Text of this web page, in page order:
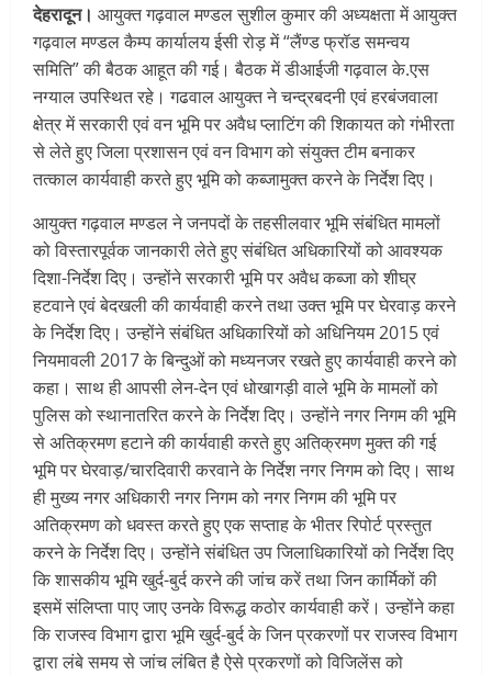
देहरादून। आयुक्त गढ़वाल मण्डल सुशील कुमार की अध्यक्षता में आयुक्त
गढ़वाल मण्डल कैम्प कार्यालय ईसी रोड़ में “लैंण्ड फ्रॉड समन्वय
समिति” की बैठक आहूत की गई। बैठक में डीआईजी गढ़वाल के.एस
नग्याल उपस्थित रहे। गढवाल आयुक्त ने चन्द्रबदनी एवं हरबंजवाला
क्षेत्र में सरकारी एवं वन भूमि पर अवैध प्लाटिंग की शिकायत को गंभीरता
से लेते हुए जिला प्रशासन एवं वन विभाग को संयुक्त टीम बनाकर
तत्काल कार्यवाही करते हुए भूमि को कब्जामुक्त करने के निर्देश दिए।
आयुक्त गढ़वाल मण्डल ने जनपदों के तहसीलवार भूमि संबंधित मामलों
को विस्तारपूर्वक जानकारी लेते हुए संबंधित अधिकारियों को आवश्यक
दिशा-निर्देश दिए। उन्होंने सरकारी भूमि पर अवैध कब्जा को शीघ्र
हटवाने एवं बेदखली की कार्यवाही करने तथा उक्त भूमि पर घेरवाड़ करने
के निर्देश दिए। उन्होंने संबंधित अधिकारियों को अधिनियम 2015 एवं
नियमावली 2017 के बिन्दुओं को मध्यनजर रखते हुए कार्यवाही करने को
कहा। साथ ही आपसी लेन-देन एवं धोखागड़ी वाले भूमि के मामलों को
पुलिस को स्थानातरित करने के निर्देश दिए। उन्होंने नगर निगम की भूमि
से अतिक्रमण हटाने की कार्यवाही करते हुए अतिक्रमण मुक्त की गई
भूमि पर घेरवाड़/चारदिवारी करवाने के निर्देश नगर निगम को दिए। साथ
ही मुख्य नगर अधिकारी नगर निगम को नगर निगम की भूमि पर
अतिक्रमण को धवस्त करते हुए एक सप्ताह के भीतर रिपोर्ट प्रस्तुत
करने के निर्देश दिए। उन्होंने संबंधित उप जिलाधिकारियों को निर्देश दिए
कि शासकीय भूमि खुर्द-बुर्द करने की जांच करें तथा जिन कार्मिकों की
इसमें संलिप्ता पाए जाए उनके विरूद्ध कठोर कार्यवाही करें। उन्होंने कहा
कि राजस्व विभाग द्वारा भूमि खुर्द-बुर्द के जिन प्रकरणों पर राजस्व विभाग
द्वारा लंबे समय से जांच लंबित है ऐसे प्रकरणों को विजिलेंस को